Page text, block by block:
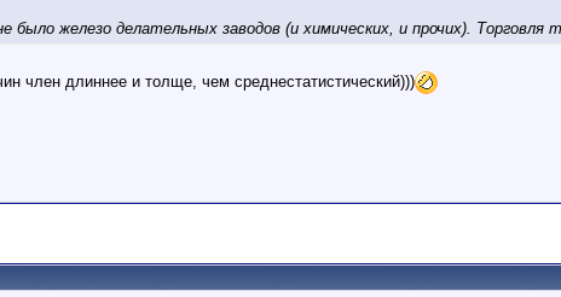
было железо делательных заводов (и химических, и прочих). Торговля
член длиннее и толще, чем среднестатистический)))